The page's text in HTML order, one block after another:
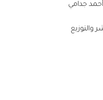
جدامي
والتوزيع